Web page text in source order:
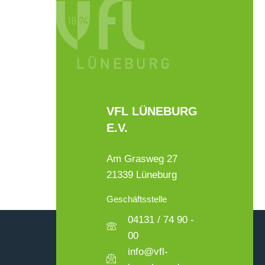
VFL LÜNEBURG
E.V.
Am Grasweg 27
21339 Lüneburg
Geschäftsstelle
04131 / 74 90 -
00
info@vfl-